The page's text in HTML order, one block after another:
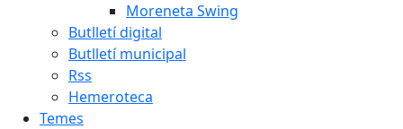
Moreneta Swing
Butlletí digital
Butlletí municipal
Rss
Hemeroteca
Temes